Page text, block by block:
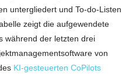
untergliedert und To-do-Listen
zeigt die aufgewendete
während der letzten drei
von
KI-gesteuerten CoPilots